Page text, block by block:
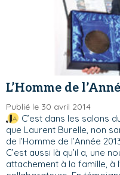
L’Homme de
Publié le 30 avril 2014
C’est dans les salons
que Laurent Burelle, non
de l’Homme de l’Année
C’est aussi là qu’il a, une
attachement à la famille, à